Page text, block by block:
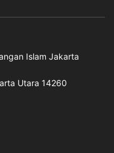
Islam Jakarta
Utara 14260